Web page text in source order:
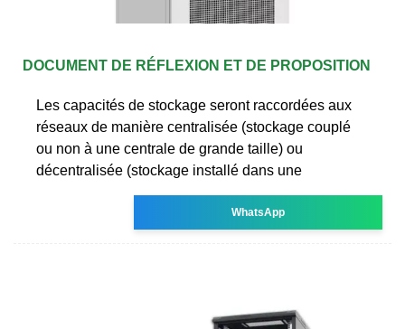
DOCUMENT DE RÉFLEXION ET DE PROPOSITION
Les capacités de stockage seront raccordées aux
réseaux de manière centralisée (stockage couplé
ou non à une centrale de grande taille) ou
décentralisée (stockage installé dans une
WhatsApp